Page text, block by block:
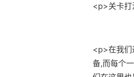
<p>关卡
<p>在我们
备,而每个